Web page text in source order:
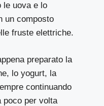
le uova e lo
un composto
fruste elettriche.
preparato la
lo yogurt, la
continuando
poco per volta